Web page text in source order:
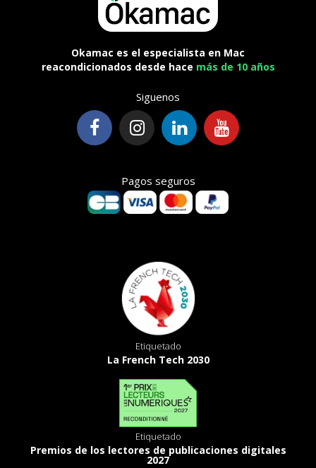
Okamac es el especialista en Mac
reacondicionados desde hace más de 10 años
Siguenos
Pagos seguros
Etiquetado
La French Tech 2030
Etiquetado
Premios de los lectores de publicaciones digitales
2027